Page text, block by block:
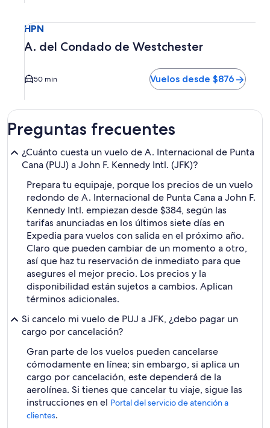
HPN
A. del Condado de Westchester
50 min Vuelos desde $876
Preguntas frecuentes
¿Cuánto cuesta un vuelo de A. Internacional de Punta
Cana (PUJ) a John F. Kennedy Intl. (JFK)?
Prepara tu equipaje, porque los precios de un vuelo
redondo de A. Internacional de Punta Cana a John F.
Kennedy Intl. empiezan desde $384, según las
tarifas anunciadas en los últimos siete días en
Expedia para vuelos con salida en el próximo año.
Claro que pueden cambiar de un momento a otro,
así que haz tu reservación de inmediato para que
asegures el mejor precio. Los precios y la
disponibilidad están sujetos a cambios. Aplican
términos adicionales.
Si cancelo mi vuelo de PUJ a JFK, ¿debo pagar un
cargo por cancelación?
Gran parte de los vuelos pueden cancelarse
cómodamente en línea; sin embargo, si aplica un
cargo por cancelación, este dependerá de la
aerolínea. Si tienes que cancelar tu viaje, sigue las
instrucciones en el Portal del servicio de atención a
clientes.